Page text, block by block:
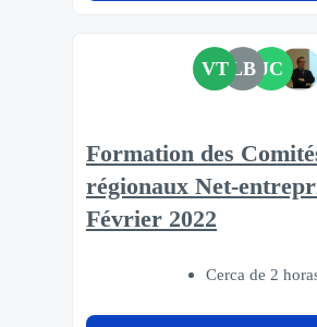
VT LB JC
Formation des
régionaux Net-
Février 2022
Cerca de 2